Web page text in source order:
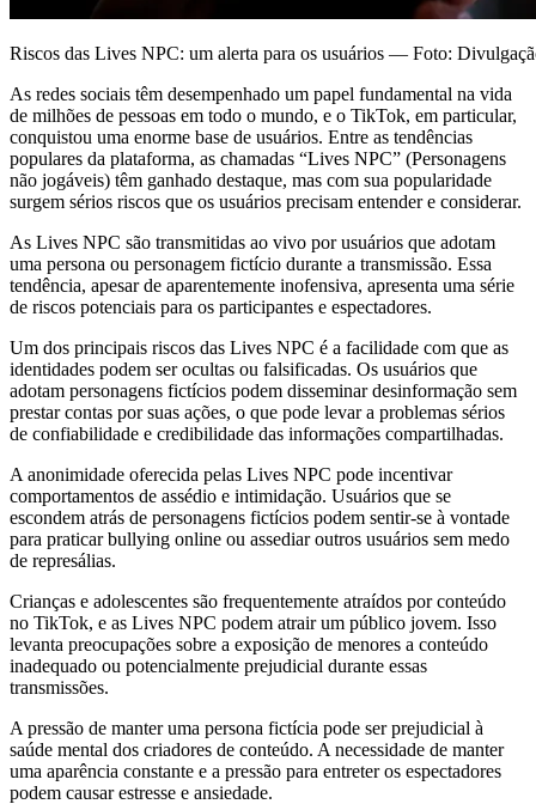
Riscos das Lives NPC: um alerta para os usuários — Foto:
As redes sociais têm desempenhado um papel fundamental na vida
de milhões de pessoas em todo o mundo, e o TikTok, em particular,
conquistou uma enorme base de usuários. Entre as tendências
populares da plataforma, as chamadas “Lives NPC” (Personagens
não jogáveis) têm ganhado destaque, mas com sua popularidade
surgem sérios riscos que os usuários precisam entender e considerar.
As Lives NPC são transmitidas ao vivo por usuários que adotam
uma persona ou personagem fictício durante a transmissão. Essa
tendência, apesar de aparentemente inofensiva, apresenta uma série
de riscos potenciais para os participantes e espectadores.
Um dos principais riscos das Lives NPC é a facilidade com que as
identidades podem ser ocultas ou falsificadas. Os usuários que
adotam personagens fictícios podem disseminar desinformação sem
prestar contas por suas ações, o que pode levar a problemas sérios
de confiabilidade e credibilidade das informações compartilhadas.
A anonimidade oferecida pelas Lives NPC pode incentivar
comportamentos de assédio e intimidação. Usuários que se
escondem atrás de personagens fictícios podem sentir-se à vontade
para praticar bullying online ou assediar outros usuários sem medo
de represálias.
Crianças e adolescentes são frequentemente atraídos por conteúdo
no TikTok, e as Lives NPC podem atrair um público jovem. Isso
levanta preocupações sobre a exposição de menores a conteúdo
inadequado ou potencialmente prejudicial durante essas
transmissões.
A pressão de manter uma persona fictícia pode ser prejudicial à
saúde mental dos criadores de conteúdo. A necessidade de manter
uma aparência constante e a pressão para entreter os espectadores
podem causar estresse e ansiedade.